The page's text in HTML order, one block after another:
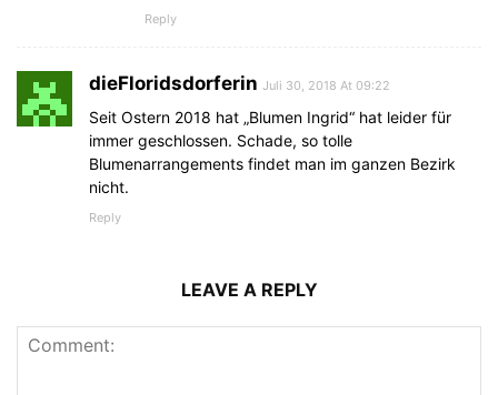
Reply
dieFloridsdorferin Juli 30, 2018 At 09:22
Seit Ostern 2018 hat „Blumen Ingrid“ hat leider für
immer geschlossen. Schade, so tolle
Blumenarrangements findet man im ganzen Bezirk
nicht.
Reply
LEAVE A REPLY